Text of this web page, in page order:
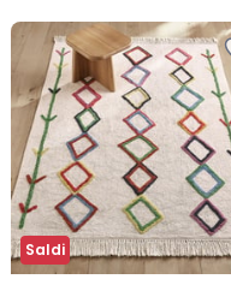
di
36,99
€
30%
di
sconto
applicato.
Saldi